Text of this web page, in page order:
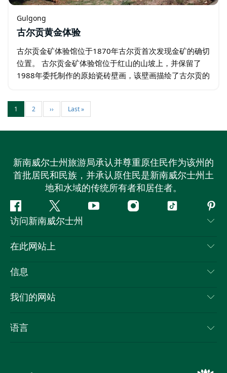
Gulgong
古尔贡黄金体验
古尔贡金矿体验馆位于1870年古尔贡首次发现金矿的确切
位置。 古尔贡金矿体验馆位于红山的山坡上，并保留了
1988年委托制作的原始瓷砖壁画，该壁画描绘了古尔贡的
设有详细的音频和视频展示…
1 2 ›› Last »
新南威尔士州旅游局承认并尊重原住民作为该州的
首批居民和民族，并承认原住民是新南威尔士州土
地和水域的传统所有者和居住者。
Facebook叽
叽
喳
YouTube Instagram抖
访问新南威尔士州
联系我们
隐私
Cookie 通知
在此网站上
目的地
新南威尔士州公路旅行
活动
信息
旅行信息
新南威尔士州的商业
我们的网站
语言